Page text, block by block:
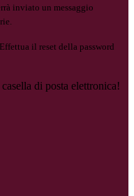
inviato un messaggio
il reset della password
di posta elettronica!